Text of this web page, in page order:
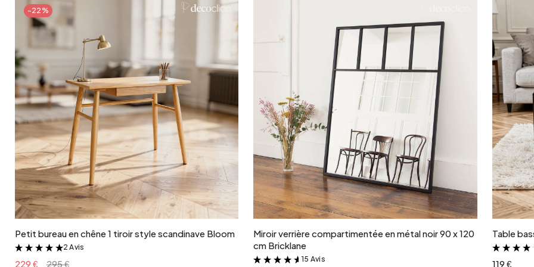
type de fabrication
Soufflé bouche
-22%
Ajouter au panier
Petit bureau en chêne 1 tiroir style scandinave Bloom
&
2 Avis
229 € 295 €
Ajouter au panier
Miroir verrière compartimentée en métal noir 90 x 120
cm Bricklane
&
15 Avis
Table
119 €